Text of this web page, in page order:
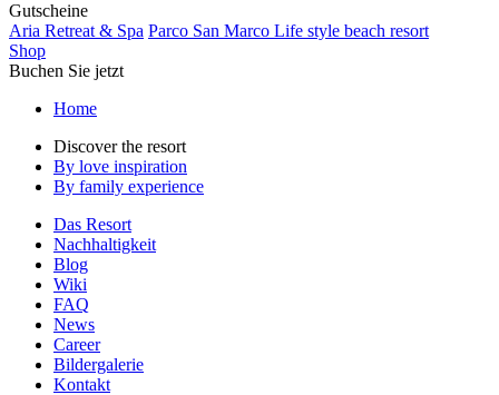
Gutscheine
Aria Retreat & Spa Parco San Marco Life style beach resort
Shop
Buchen Sie jetzt
Home
Discover the resort
By love inspiration
By family experience
Das Resort
Nachhaltigkeit
Blog
Wiki
FAQ
News
Career
Bildergalerie
Kontakt